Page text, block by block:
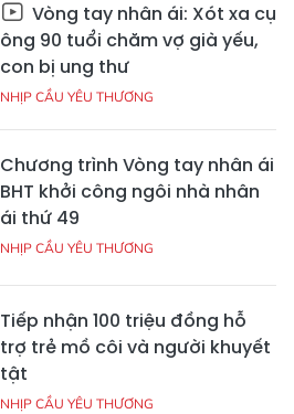
Vòng tay nhân ái: Xót xa cụ
ông 90 tuổi chăm vợ già yếu,
con bị ung thư
NHỊP CẦU YÊU THƯƠNG
Chương trình Vòng tay nhân ái
BHT khởi công ngôi nhà nhân
ái thứ 49
NHỊP CẦU YÊU THƯƠNG
Tiếp nhận 100 triệu đồng hỗ
trợ trẻ mồ côi và người khuyết
tật
NHỊP CẦU YÊU THƯƠNG